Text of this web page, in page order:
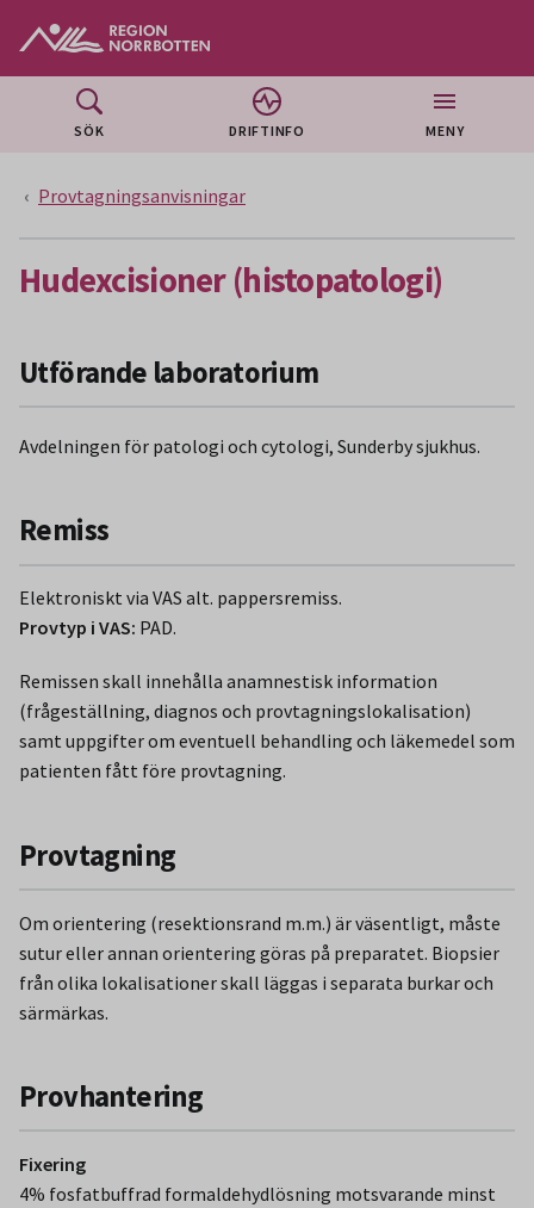
SÖK DRIFTINFO MENY
Provtagningsanvisningar
Hudexcisioner (histopatologi)
Utförande laboratorium
Avdelningen för patologi och cytologi, Sunderby sjukhus.
Remiss
Elektroniskt via VAS alt. pappersremiss.
Provtyp i VAS: PAD.
Remissen skall innehålla anamnestisk information
(frågeställning, diagnos och provtagningslokalisation)
samt uppgifter om eventuell behandling och läkemedel som
patienten fått före provtagning.
Provtagning
Om orientering (resektionsrand m.m.) är väsentligt, måste
sutur eller annan orientering göras på preparatet. Biopsier
från olika lokalisationer skall läggas i separata burkar och
särmärkas.
Provhantering
Fixering
4% fosfatbuffrad formaldehydlösning motsvarande minst